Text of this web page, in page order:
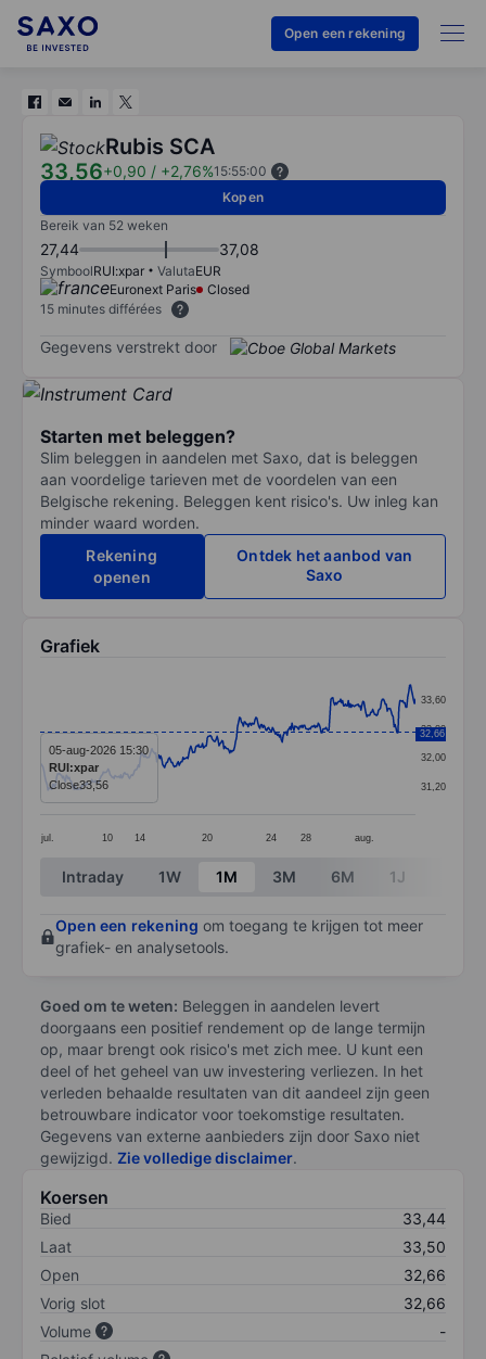
Open een rekening
Rubis SCA
33,56+0,90 / +2,76%15:55:00
Kopen
Bereik van 52 weken
27,44 37,08
SymboolRUI:xpar ValutaEUR
Euronext Paris
Closed
15 minutes différées
Gegevens verstrekt door
Starten met beleggen?
Slim beleggen in aandelen met Saxo, dat is beleggen
aan voordelige tarieven met de voordelen van een
Belgische rekening. Beleggen kent risico's. Uw inleg kan
minder waard worden.
Rekening
openen
Ontdek het aanbod van
Saxo
Grafiek
Line chart with 387 data points.
The chart has 1 X axis displaying categories.
The chart has 1 Y axis displaying values. Data
jul. 10 14 20 24 28 aug.
31,20
32,00
32,80
33,60
32,66
05-aug-2026 15:30
RUI:xpar
Close33,56
End of interactive chart.
Intraday 1W 1M 3M 6M 1J
Open een rekening om toegang te krijgen tot meer
grafiek- en analysetools.
Goed om te weten: Beleggen in aandelen levert
doorgaans een positief rendement op de lange termijn
op, maar brengt ook risico's met zich mee. U kunt een
deel of het geheel van uw investering verliezen. In het
verleden behaalde resultaten van dit aandeel zijn geen
betrouwbare indicator voor toekomstige resultaten.
Gegevens van externe aanbieders zijn door Saxo niet
gewijzigd. Zie volledige disclaimer.
Koersen
Bied
33,44
Laat
33,50
Open
32,66
Vorig slot
32,66
Volume
-